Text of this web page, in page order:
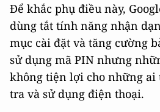
Để khắc phụ điều này,
dùng tắt tính năng nhận
mục cài đặt và tăng cường
sử dụng mã PIN nhưng
không tiện lợi cho những
tra và sử dụng điện thoại.